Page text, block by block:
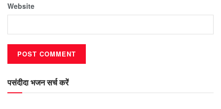
Website
पसंदीदा भजन सर्च करें